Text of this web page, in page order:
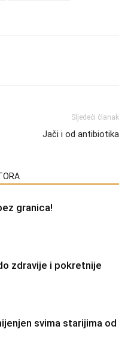
Sljedeći članak
Jači i od antibiotika
granica!
zdravije i pokretnije
svima starijima od